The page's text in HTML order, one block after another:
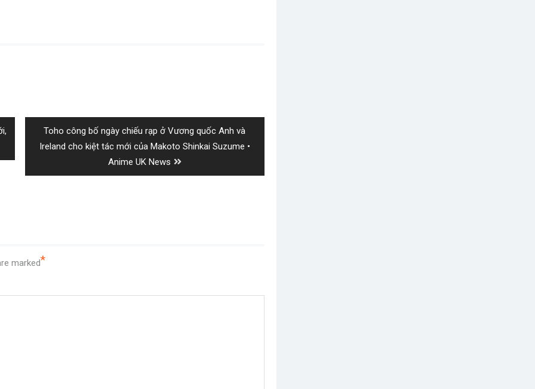
Next
post:
Toho công bố ngày chiếu rạp ở Vương quốc Anh và
Ireland cho kiệt tác mới của Makoto Shinkai Suzume •
Anime UK News
marked*